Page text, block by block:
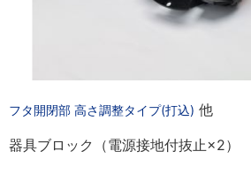
フタ開閉部 高さ調整タイプ(打込) 他
器具ブロック（電源接地付抜止×2）